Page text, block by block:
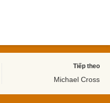
Tiếp theo
Michael Cross